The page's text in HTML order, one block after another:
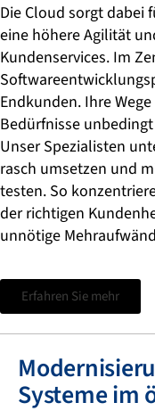
Die Cloud sorgt dabei
eine höhere Agilität
Kundenservices. Im
Endkunden. Ihre
Bedürfnisse
Unser Spezialisten
rasch umsetzen und
testen. So
der richtigen
unnötige
Erfahren Sie mehr
Systeme im